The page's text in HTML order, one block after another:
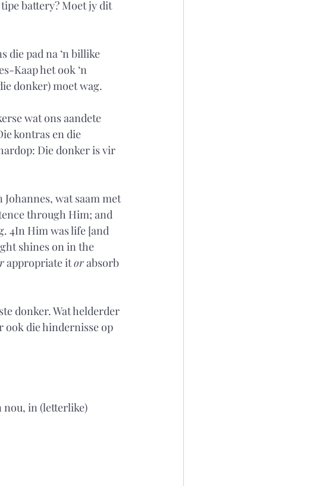
battery? Moet jy dit
die pad na ‘n billike
Kaap het ook ‘n
donker) moet wag.
wat ons aandete
kontras en die
Die donker is vir
wat saam met
through Him; and
4In Him was life [and
shines on in the
appropriate it or absorb
donker. Wat helderder
ook die hindernisse op
nou, in (letterlike)